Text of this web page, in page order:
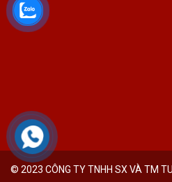
© 2023 CÔNG TY TNHH SX VÀ TM